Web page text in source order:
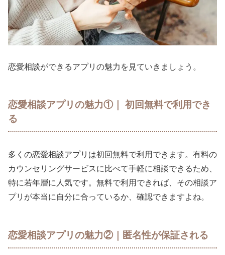
恋愛相談ができるアプリの魅力を見ていきましょう。
恋愛相談アプリの魅力①｜ 初回無料で利用でき
る
多くの恋愛相談アプリは初回無料で利用できます。有料の
カウンセリングサービスに比べて手軽に相談できるため、
特に若年層に人気です。無料で利用できれば、その相談ア
プリが本当に自分に合っているか、確認できますよね。
恋愛相談アプリの魅力②｜匿名性が保証される